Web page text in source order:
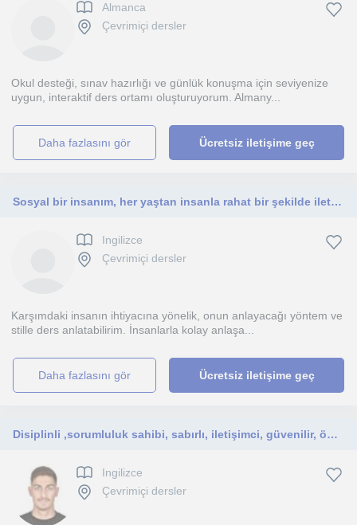
Almanca
Çevrimiçi dersler
Okul desteği, sınav hazırlığı ve günlük konuşma için seviyenize
uygun, interaktif ders ortamı oluşturuyorum. Almany...
daha fazlasını gör Ücretsiz iletişime geç
Sosyal bir insanım, her yaştan insanla rahat bir şekilde iletişim kurabilir ve öğretebilirim.
Ingilizce
Çevrimiçi dersler
Karşımdaki insanın ihtiyacına yönelik, onun anlayacağı yöntem ve
stille ders anlatabilirim. İnsanlarla kolay anlaşa...
daha fazlasını gör Ücretsiz iletişime geç
Disiplinli ,sorumluluk sahibi, sabırlı, iletişimci, güvenilir, öğrenmeye açık, empatik, çözüm odaklı
Ingilizce
Çevrimiçi dersler